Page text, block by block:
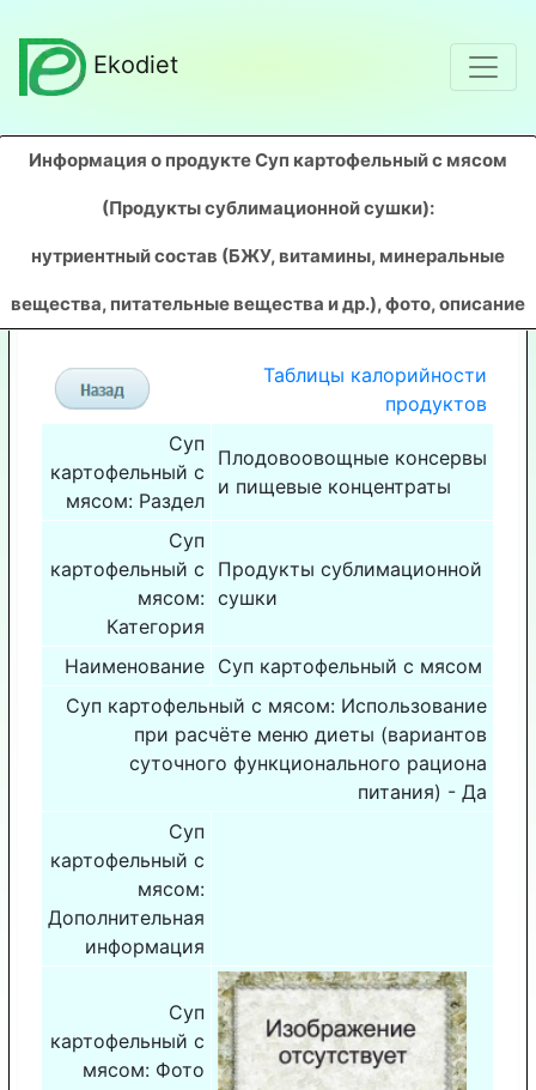
Ekodiet
Информация о продукте Суп картофельный с мясом
(Продукты сублимационной сушки):
нутриентный состав (БЖУ, витамины, минеральные
вещества, питательные вещества и др.), фото, описание
Таблицы калорийности
продуктов
Суп
картофельный с
мясом: Раздел
Плодовоовощные консервы
и пищевые концентраты
Суп
картофельный с
мясом:
Категория
Продукты сублимационной
сушки
Наименование Суп картофельный с мясом
Суп картофельный с мясом: Использование
при расчёте меню диеты (вариантов
суточного функционального рациона
питания) - Да
Суп
картофельный с
мясом:
Дополнительная
информация
Суп
картофельный с
мясом: Фото